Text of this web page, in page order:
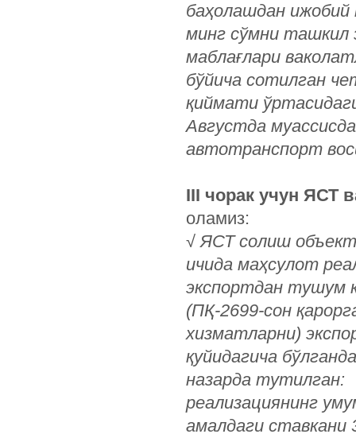
баҳолашдан ижобий
минг сўмни ташкил
маблағлари
бўйича сотилган
қиймати
Августда
автотранспорт
III чорак учун ЯСТ
оламиз:
√ЯСТ солиш
ичида маҳсулот
экспортдан тушум
(ПҚ-2699-сон
хизматларни)
қуйидагича
назарда тутилган:
реализациянинг
амалдаги ставкани